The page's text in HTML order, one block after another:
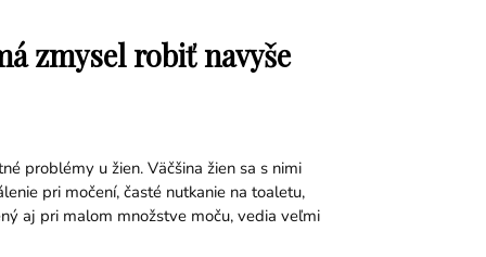
zmysel robiť navyše
problémy u žien. Väčšina žien sa s nimi
pri močení, časté nutkanie na toaletu,
aj pri malom množstve moču, vedia veľmi